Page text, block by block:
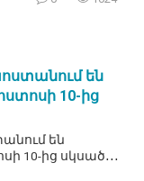
են
10-ից
են
10-ից սկսած․․․